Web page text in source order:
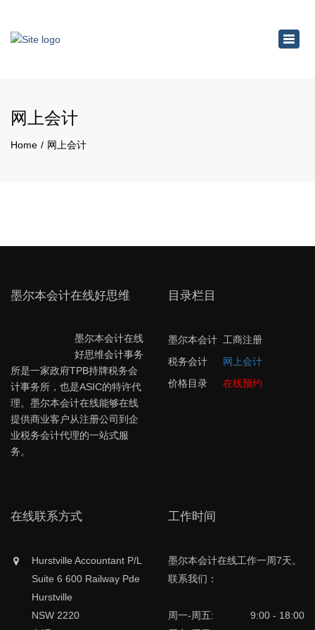
网上会计
Home 网上会计
墨尔本会计在线好思维
墨尔本会计在线
好思维会计事务
所是一家政府TPB持牌税务会
计事务所，也是ASIC的特许代
理。墨尔本会计在线能够在线
提供商业客户从注册公司到企
业税务会计代理的一站式服
务。
目录栏目
墨尔本会计 工商注册
税务会计
网上会计
价格目录
在线预约
在线联系方式
Hurstville Accountant P/L
Suite 6 600 Railway Pde
Hurstville
NSW 2220
工作时间
墨尔本会计在线工作一周7天。
联系我们：
周一-周五:
9:00 - 18:00